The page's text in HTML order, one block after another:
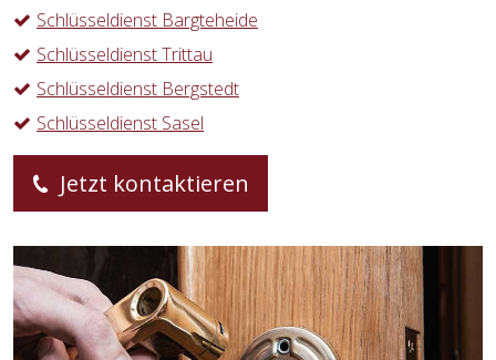
Schlüsseldienst Bargteheide
Schlüsseldienst Trittau
Schlüsseldienst Bergstedt
Schlüsseldienst Sasel
Jetzt kontaktieren